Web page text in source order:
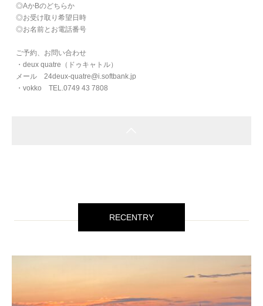
◎AかBのどちらか
◎お受け取り希望日時
◎お名前とお電話番号
ご予約、お問い合わせ
・deux quatre（ドゥキャトル）
メール 24deux-quatre@i.softbank.jp
・vokko TEL.0749 43 7808
RECENTRY